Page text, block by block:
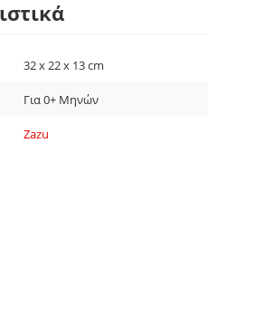
32 x 22 x 13 cm
Για 0+ Μηνών
Zazu